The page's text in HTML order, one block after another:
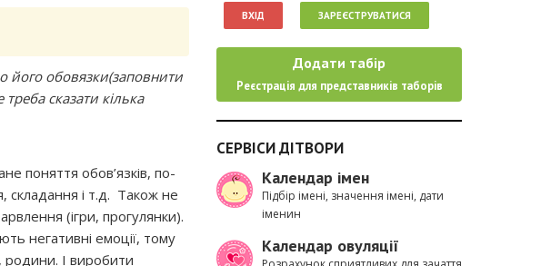
його обовязки(заповнити
сказати кілька
поняття обов’язків, по-
складання і т.д. Також не
(ігри, прогулянки).
негативні емоції, тому
родини. І виробити
ВХІД ЗАРЕЄСТРУВАТИСЯ
Додати табір
Реєстрація для представників таборів
СЕРВІСИ ДІТВОРИ
Календар імен
Підбір імені, значення імені, дати
іменин
Календар овуляції